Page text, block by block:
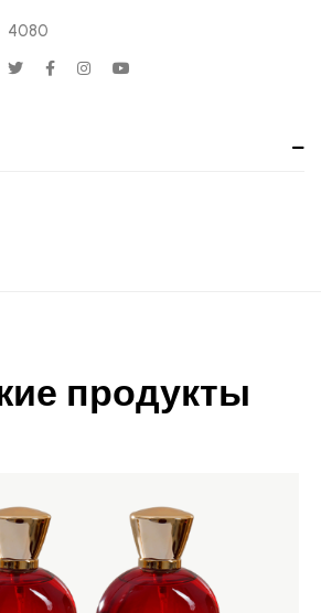
4080
продукты